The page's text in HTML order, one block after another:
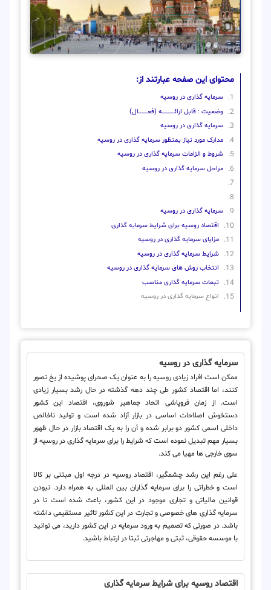
محتوای این صفحه عبارتند از:
سرمایه گذاری در روسیه
وضعیت : قابل ارائــــــــــــــــــــه (فعـــــــــــــــال)
سرمایه گذاری در روسیه
مدارک مورد نیاز بمنظور سرمایه گذاری در روسیه
شروط و الزامات سرمایه گذاری در روسیه
مراحل سرمایه گذاری در روسیه
سرمایه گذاری در روسیه
اقتصاد روسیه برای شرایط سرمایه گذاری
مزایای سرمایه گذاری در روسیه
شرایط سرمایه گذاری در روسیه
انتخاب روش های سرمایه گذاری در روسیه
تبعات سرمایه گذاری مناسب
انواع سرمایه گذاری در روسیه
سرمایه گذاری در روسیه
ممکن است افراد زیادی روسیه را به عنوان یک صحرای پوشیده از یخ تصور
کنند، اما اقتصاد کشور طی چند دهه گذشته در حال رشد بسیار زیادی
است. از زمان فروپاشی اتحاد جماهیر شوروی، اقتصاد این کشور
دستخوش اصلاحات اساسی در بازار آزاد شده است و تولید ناخالص
داخلی اسمی کشور دو برابر شده و آن را به یک اقتصاد بازار در حال ظهور
بسیار مهم تبدیل نموده است که شرایط را برای سرمایه گذاری در روسیه از
سوی خارجی ها مهیا می کند.
علی رغم این رشد چشمگیر، اقتصاد روسیه در درجه اول مبتنی بر کالا
است و خطراتی را برای سرمایه گذاران بین المللی به همراه دارد. نبودن
قوانین مالیاتی و تجاری موجود در این کشور، باعث شده است تا در
سرمایه گذاری های خصوصی و تجارت در این کشور تاثیر مستقیمی داشته
باشد. در صورتی که تصمیم به ورود سرمایه در این کشور دارید، می توانید
با موسسه حقوقی، ثبتی و مهاجرتی ثبتا در ارتباط باشید.
اقتصاد روسیه برای شرایط سرمایه گذاری